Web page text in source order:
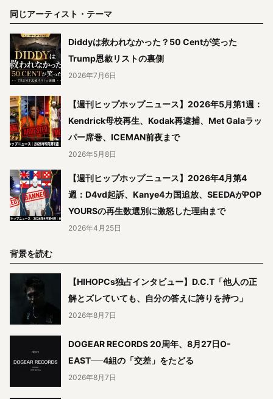
同じアーティスト・テーマ
Diddyは救われなかった？50 Centが笑った
Trump恩赦リストの裏側
2026年7月6日
【週刊ヒップホップニュース】2026年5月第1週：
Kendrick母校再生、Kodak再逮捕、Met Galaラッ
パー席巻、ICEMAN前夜まで
2026年5月8日
【週刊ヒップホップニュース】2026年4月第4
週：D4vd起訴、Kanye4カ国追放、SEEDAがPOP
YOURSの再生数選別に激怒した理由まで
2026年4月25日
背景を読む
【HIHOPCs独占インタビュー】D.C.T「他人の正
解とズレていても、自分の答えに誇りを持つ」
2026年8月7日
DOGEAR RECORDS 20周年、8月27日O-
EAST──4組の「交差」をたどる
2026年8月7日